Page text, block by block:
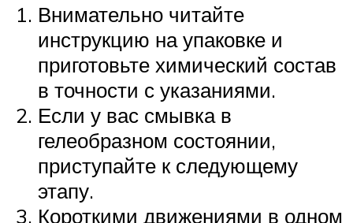
Внимательно читайте
инструкцию на упаковке и
приготовьте химический состав
в точности с указаниями.
Если у вас смывка в
гелеобразном состоянии,
приступайте к следующему
этапу.
Короткими движениями в одном